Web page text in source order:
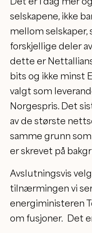
selskapene, ikke
mellom selskaper,
forskjellige deler
dette er
bits og ikke minst
valgt som
Norgespris. Det
av de største
samme grunn
er skrevet på
Avslutningsvis
tilnærmingen vi
energiministeren
om fusjoner. Det